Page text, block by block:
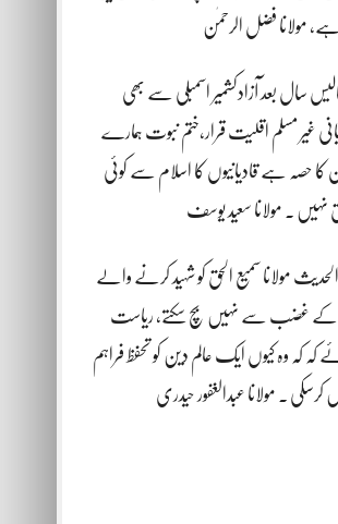
ہے، مولانا فضل الرحمٰن
سال بعد آزادکشمیر اسمبلی سے بھی
غیر مسلم اقلیت قرار،ختم نبوت ہمارے
کا حصہ ہے قادیانیوں کا اسلام سے کوئی
نہیں . مولانا سعید یوسف
مولانا سمیع الحق کو شہید کرنے والے
کے غضب سے نہیں بچ سکتے، ریاست
کہ کہ وہ کیوں ایک عالم دین کو تحفظ فراہم
کرسکی . مولانا عبدالغفور حیدری